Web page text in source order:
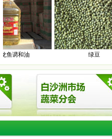
3.00 3.40
详情
6.00 7.00
详情
3.00 3.50
详情
5.00 6.25
详情
4.00 6.00
详情
5.00 7.00
详情
2.40 3.00
详情
3.50
详情
5.50 6.00
详情
9.80 13.30
详情
4.80 5.15
详情
金龙鱼调和油 绿豆